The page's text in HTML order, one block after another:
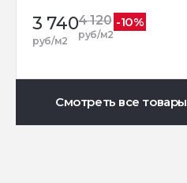
3 740
руб/м2
4 120
руб/м2
-10%
Смотреть все товары